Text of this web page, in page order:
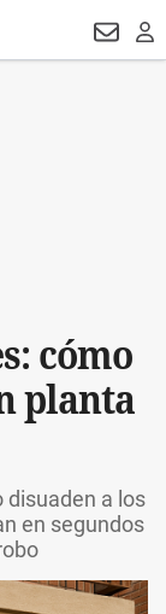
cómo
planta
disuaden a los
en segundos